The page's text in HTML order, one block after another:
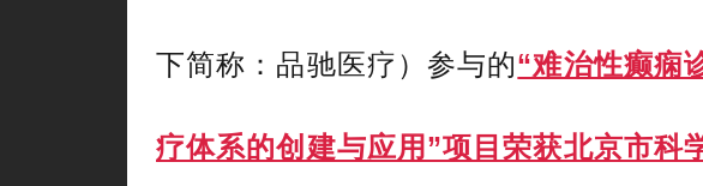
下简称：品驰医疗）参与的“难治性癫痫
疗体系的创建与应用”项目荣获北京市科